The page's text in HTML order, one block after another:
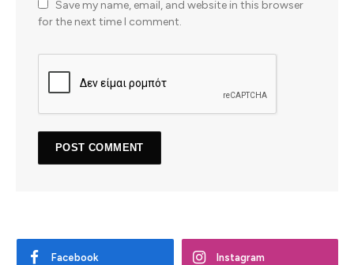
Save my name, email, and website in this browser
for the next time I comment.
Facebook Instagram